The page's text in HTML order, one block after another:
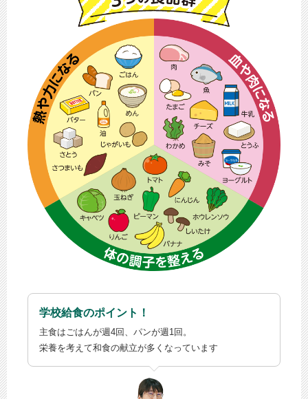
学校給食のポイント！
主食はごはんが週4回、パンが週1回。
栄養を考えて和食の献立が多くなっています